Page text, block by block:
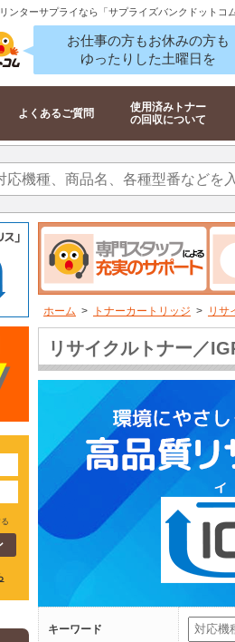
ンターサプライなら「サプライズバンクドットコ
お仕事の方もお休みの方も
ゆったりした土曜日を
よくあるご質問
使用済みトナー
の回収について
ホーム > トナーカートリッジ > リサ
リサイクルトナー／
キーワード